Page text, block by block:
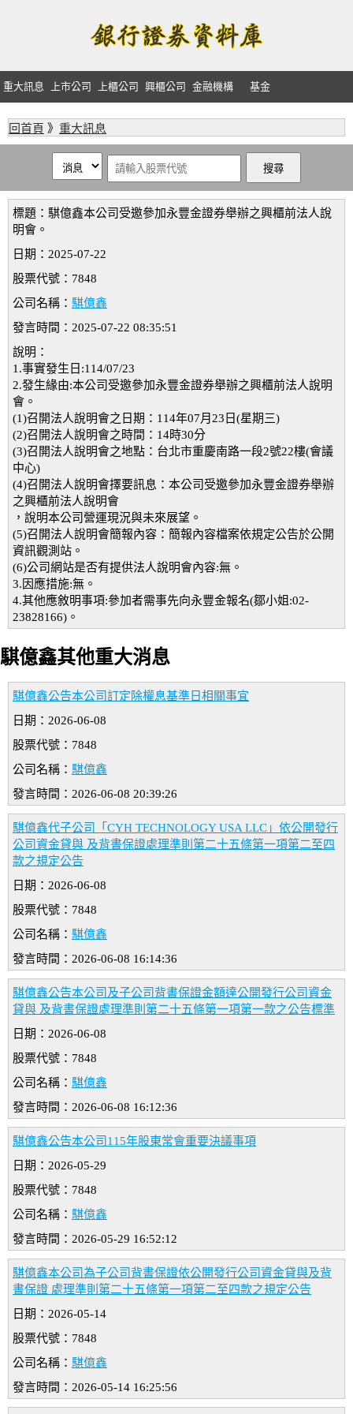
重大訊息 上市公司 上櫃公司 興櫃公司 金融機構 基金
回首頁 》 重大訊息
標題：騏億鑫本公司受邀參加永豐金證券舉辦之興櫃前法人說
明會。
日期：2025-07-22
股票代號：7848
公司名稱： 騏億鑫
發言時間：2025-07-22 08:35:51
說明：
1.事實發生日:114/07/23
2.發生緣由:本公司受邀參加永豐金證券舉辦之興櫃前法人說明
會。
(1)召開法人說明會之日期：114年07月23日(星期三)
(2)召開法人說明會之時間：14時30分
(3)召開法人說明會之地點：台北市重慶南路一段2號22樓(會議
中心)
(4)召開法人說明會擇要訊息：本公司受邀參加永豐金證券舉辦
之興櫃前法人說明會
，說明本公司營運現況與未來展望。
(5)召開法人說明會簡報內容：簡報內容檔案依規定公告於公開
資訊觀測站。
(6)公司網站是否有提供法人說明會內容:無。
3.因應措施:無。
4.其他應敘明事項:參加者需事先向永豐金報名(鄒小姐:02-
23828166)。
騏億鑫其他重大消息
騏億鑫公告本公司訂定除權息基準日相關事宜
日期：2026-06-08
股票代號：7848
公司名稱： 騏億鑫
發言時間：2026-06-08 20:39:26
騏億鑫代子公司「CYH TECHNOLOGY USA LLC」依公開發行
公司資金貸與 及背書保證處理準則第二十五條第一項第二至四
款之規定公告
日期：2026-06-08
股票代號：7848
公司名稱： 騏億鑫
發言時間：2026-06-08 16:14:36
騏億鑫公告本公司及子公司背書保證金額達公開發行公司資金
貸與 及背書保證處理準則第二十五條第一項第一款之公告標準
日期：2026-06-08
股票代號：7848
公司名稱： 騏億鑫
發言時間：2026-06-08 16:12:36
騏億鑫公告本公司115年股東常會重要決議事項
日期：2026-05-29
股票代號：7848
公司名稱： 騏億鑫
發言時間：2026-05-29 16:52:12
騏億鑫本公司為子公司背書保證依公開發行公司資金貸與及背
書保證 處理準則第二十五條第一項第二至四款之規定公告
日期：2026-05-14
股票代號：7848
公司名稱： 騏億鑫
發言時間：2026-05-14 16:25:56